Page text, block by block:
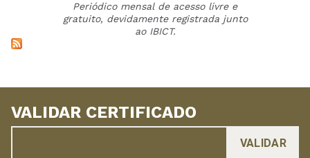
Periódico mensal de acesso livre e
gratuito, devidamente registrada junto
ao IBICT.
VALIDAR CERTIFICADO